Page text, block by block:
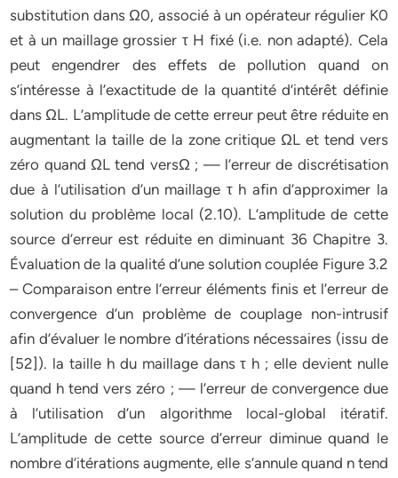
substitution dans Ω0, associé à un opérateur régulier K0
et à un maillage grossier τ H fixé (i.e. non adapté). Cela
peut engendrer des effets de pollution quand on
s’intéresse à l’exactitude de la quantité d’intérêt définie
dans ΩL. L’amplitude de cette erreur peut être réduite en
augmentant la taille de la zone critique ΩL et tend vers
zéro quand ΩL tend versΩ ; — l’erreur de discrétisation
due à l’utilisation d’un maillage τ h afin d’approximer la
solution du problème local (2.10). L’amplitude de cette
source d’erreur est réduite en diminuant 36 Chapitre 3.
Évaluation de la qualité d’une solution couplée Figure 3.2
– Comparaison entre l’erreur éléments finis et l’erreur de
convergence d’un problème de couplage non-intrusif
afin d’évaluer le nombre d’itérations nécessaires (issu de
[52]). la taille h du maillage dans τ h ; elle devient nulle
quand h tend vers zéro ; — l’erreur de convergence due
à l’utilisation d’un algorithme local-global itératif.
L’amplitude de cette source d’erreur diminue quand le
nombre d’itérations augmente, elle s’annule quand n tend